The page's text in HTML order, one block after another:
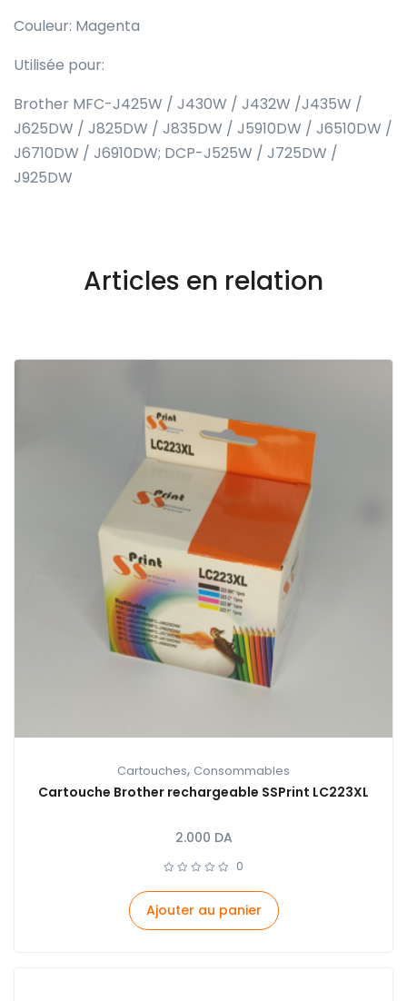
Couleur: Magenta
Utilisée pour:
Brother MFC-J425W / J430W / J432W /J435W /
J625DW / J825DW / J835DW / J5910DW / J6510DW /
J6710DW / J6910DW; DCP-J525W / J725DW /
J925DW
Articles en relation
Cartouches, Consommables
Cartouche Brother rechargeable SSPrint LC223XL
2.000 DA
0
Ajouter au panier